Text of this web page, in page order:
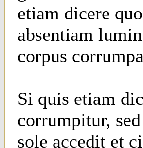
etiam dicere
absentiam
corpus
Si quis etiam
corrumpitur,
sole accedit et